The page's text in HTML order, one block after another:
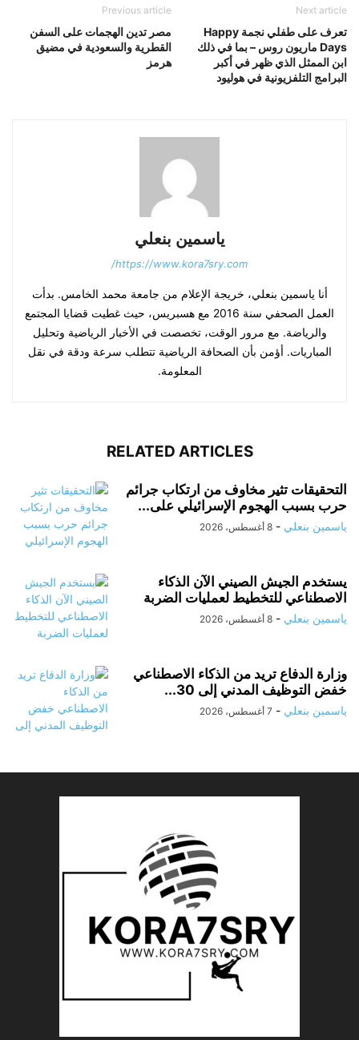
Previous article
مصر تدين الهجمات على السفن
القطرية والسعودية في مضيق
هرمز
Next article
تعرف على طفلي نجمة Happy
Days ماريون روس – بما في ذلك
ابن الممثل الذي ظهر في أكبر
البرامج التلفزيونية في هوليود
ياسمين بنعلي
https://www.kora7sry.com/
أنا ياسمين بنعلي، خريجة الإعلام من جامعة محمد الخامس. بدأت
العمل الصحفي سنة 2016 مع هسبريس، حيث غطيت قضايا المجتمع
والرياضة. مع مرور الوقت، تخصصت في الأخبار الرياضية وتحليل
المباريات. أؤمن بأن الصحافة الرياضية تتطلب سرعة ودقة في نقل
المعلومة.
RELATED ARTICLES
التحقيقات تثير مخاوف من ارتكاب جرائم
حرب بسبب الهجوم الإسرائيلي على...
ياسمين بنعلي - 8 أغسطس، 2026
يستخدم الجيش الصيني الآن الذكاء
الاصطناعي للتخطيط لعمليات الضربة
ياسمين بنعلي - 8 أغسطس، 2026
وزارة الدفاع تريد من الذكاء الاصطناعي
خفض التوظيف المدني إلى 30...
ياسمين بنعلي - 7 أغسطس، 2026